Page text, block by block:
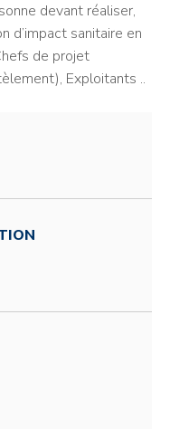
devant réaliser,
d’impact sanitaire en
de projet
Exploitants ..